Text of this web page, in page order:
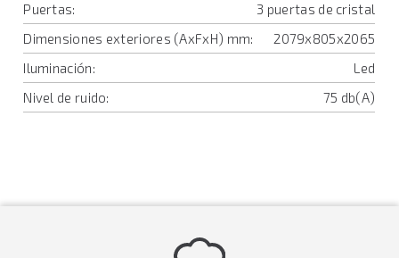
Puertas:
3 puertas de cristal
Dimensiones exteriores (AxFxH) mm:
2079x805x2065
Iluminación:
Led
Nivel de ruido:
75 db(A)